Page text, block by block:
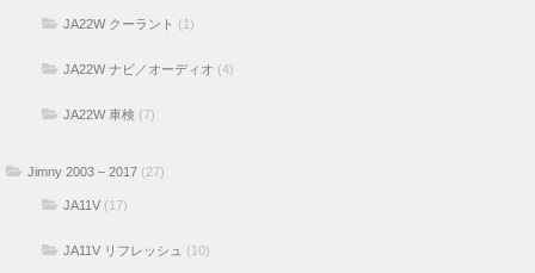
JA22W クーラント (1)
JA22W ナビ／オーディオ (4)
JA22W 車検 (7)
Jimny 2003 – 2017 (27)
JA11V (17)
JA11V リフレッシュ (10)